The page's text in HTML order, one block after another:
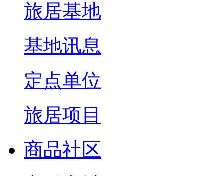
旅居基地
基地讯息
定点单位
旅居项目
商品社区